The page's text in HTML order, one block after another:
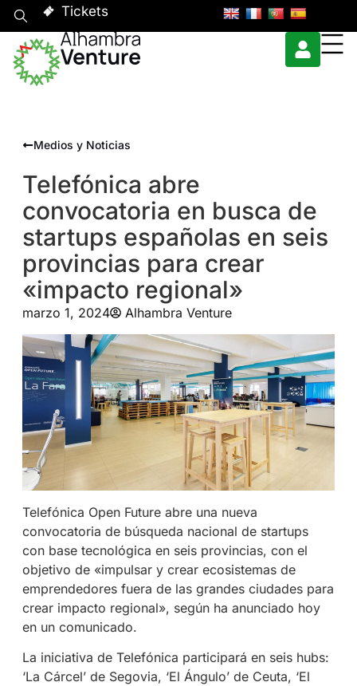
Tickets
Medios y Noticias
Telefónica abre
convocatoria en busca de
startups españolas en seis
provincias para crear
«impacto regional»
marzo 1, 2024 Alhambra Venture
Telefónica Open Future abre una nueva
convocatoria de búsqueda nacional de startups
con base tecnológica en seis provincias, con el
objetivo de «impulsar y crear ecosistemas de
emprendedores fuera de las grandes ciudades para
crear impacto regional», según ha anunciado hoy
en un comunicado.
La iniciativa de Telefónica participará en seis hubs:
‘La Cárcel’ de Segovia, ‘El Ángulo’ de Ceuta, ‘El